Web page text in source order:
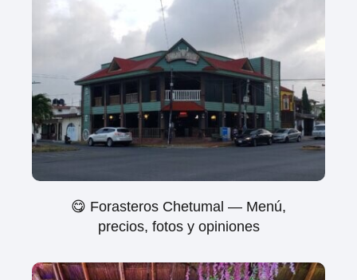
😋 Forasteros Chetumal — Menú,
precios, fotos y opiniones